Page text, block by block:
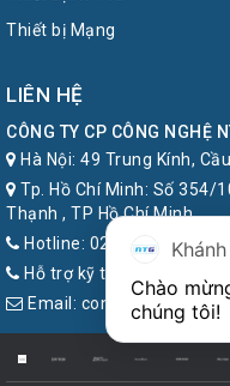
Thiết bị Mạng
LIÊN HỆ
CÔNG TY CP CÔNG NGHỆ
Hà Nội: 49 Trung Kính,
Tp. Hồ Chí Minh: Số 354/
Thạnh , TP Hồ Chí Minh
Hotline: 024.7777.8899
Hỗ trợ kỹ thuật: 1900.6857
Email:
Khánh
Chào
chúng tôi!